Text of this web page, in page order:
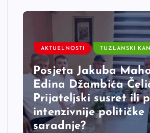
AKTUELNOSTI TUZLANSKI
Posjeta Jakuba
Edina Džambića
Prijateljski susret ili
intenzivnije političke
saradnje?